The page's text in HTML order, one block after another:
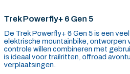
Trek Powerfly+ 6 Gen 5
De Trek Powerfly+ 6 Gen 5 is een
elektrische mountainbike, ontworpen
controle willen combineren met
is ideaal voor trailritten, offroad
verplaatsingen.